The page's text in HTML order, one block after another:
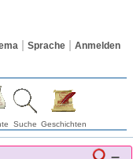
Sprache Anmelden
Suche Geschichten